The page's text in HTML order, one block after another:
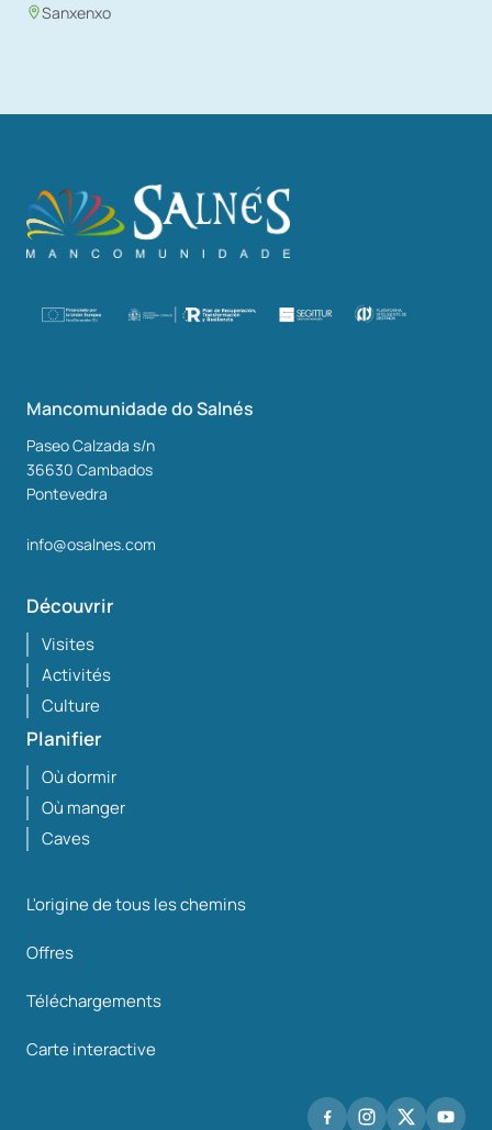
Sanxenxo
Mancomunidade do Salnés
Paseo Calzada s/n
36630 Cambados
Pontevedra
info@osalnes.com
Découvrir
Visites
Activités
Culture
Planifier
Où dormir
Où manger
Caves
L'origine de tous les chemins
Offres
Téléchargements
Carte interactive